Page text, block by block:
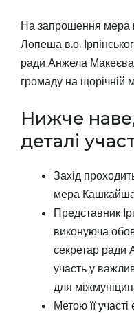
На запрошення мера
Лопеша в.о.
ради Анжела Макеєва
громаду на щорічній
Нижче
деталі
Захід
мера
Представник
виконуюча
секретар
участь у
для
Метою її